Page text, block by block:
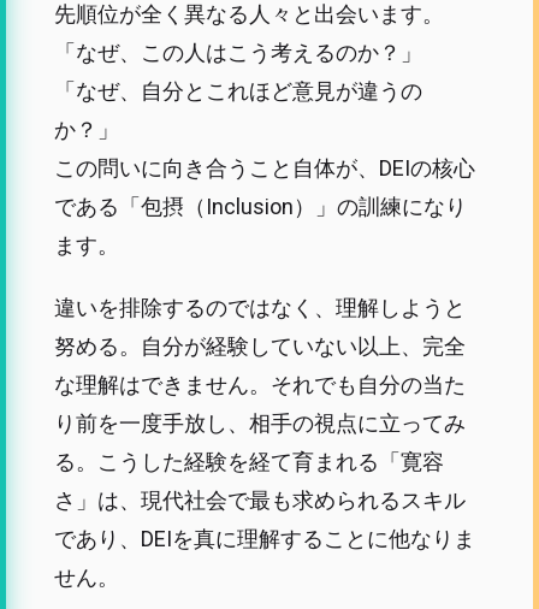
先順位が全く異なる人々と出会います。
「なぜ、この人はこう考えるのか？」
「なぜ、自分とこれほど意見が違うの
か？」
この問いに向き合うこと自体が、DEIの核心
である「包摂（Inclusion）」の訓練になり
ます。
違いを排除するのではなく、理解しようと
努める。自分が経験していない以上、完全
な理解はできません。それでも自分の当た
り前を一度手放し、相手の視点に立ってみ
る。こうした経験を経て育まれる「寛容
さ」は、現代社会で最も求められるスキル
であり、DEIを真に理解することに他なりま
せん。